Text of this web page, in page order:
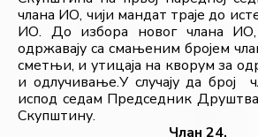
члана ИО, чији мандат траје до
ИО. До избора новог члана
одржавају са смањеним бројем
сметњи, и утицаја на кворум за
и одлучивање.У случају да број
испод седам Председник
Скупштину.
Члан 24.